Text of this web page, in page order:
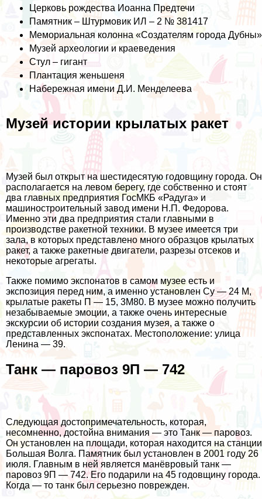
Церковь рождества Иоанна Предтечи
Памятник – Штурмовик ИЛ – 2 № 381417
Мемориальная колонна «Создателям города Дубны»
Музей археологии и краеведения
Стул – гигант
Плантация женьшеня
Набережная имени Д.И. Менделеева
Музей истории крылатых ракет
Музей был открыт на шестидесятую годовщину города. Он
располагается на левом берегу, где собственно и стоят
два главных предприятия ГосМКБ «Радуга» и
машиностроительный завод имени Н.П. Федорова.
Именно эти два предприятия стали главными в
производстве ракетной техники. В музее имеется три
зала, в которых представлено много образцов крылатых
ракет, а также ракетные двигатели, разрезы отсеков и
некоторые агрегаты.
Также помимо экспонатов в самом музее есть и
экспозиция перед ним, а именно установлен Су — 24 М,
крылатые ракеты П — 15, 3М80. В музее можно получить
незабываемые эмоции, а также очень интересные
экскурсии об истории создания музея, а также о
представленных экспонатах. Местоположение: улица
Ленина — 39.
Танк — паровоз 9П — 742
Следующая достопримечательность, которая,
несомненно, достойна внимания — это Танк — паровоз.
Он установлен на площади, которая находится на станции
Большая Волга. Памятник был установлен в 2001 году 26
июля. Главным в ней является манёвровый танк —
паровоз 9П — 742. Его подарили на 45 годовщину города.
Когда — то танк был серьезно поврежден.